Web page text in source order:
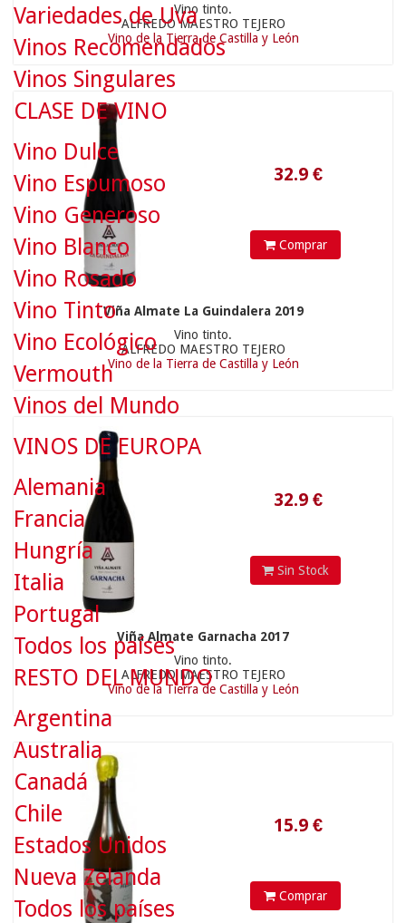
Vino tinto.
ALFREDO MAESTRO TEJERO
Vino de la Tierra de Castilla y León
Comprar
Viña Almate La Guindalera 2019
Vino tinto.
ALFREDO MAESTRO TEJERO
Vino de la Tierra de Castilla y León
32.9
Sin Stock
Viña Almate Garnacha 2017
Vino tinto.
ALFREDO MAESTRO TEJERO
Vino de la Tierra de Castilla y León
15.9€
Comprar
Variedades de Uva
Vinos Recomendados
Vinos Singulares
CLASE DE VINO
Vino Dulce
Vino Espumoso
Vino Generoso
Vino Blanco
Vino Rosado
Vino Tinto
Vino Ecológico
Vermouth
Vinos del Mundo
VINOS DE EUROPA
Alemania
Francia
Hungría
Italia
Portugal
Todos los países
RESTO DEL MUNDO
Argentina
Australia
Canadá
Chile
Estados Unidos
Nueva Zelanda
Todos los países